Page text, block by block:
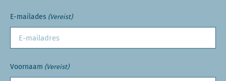
E-mailades (Vereist)
Voornaam (Vereist)